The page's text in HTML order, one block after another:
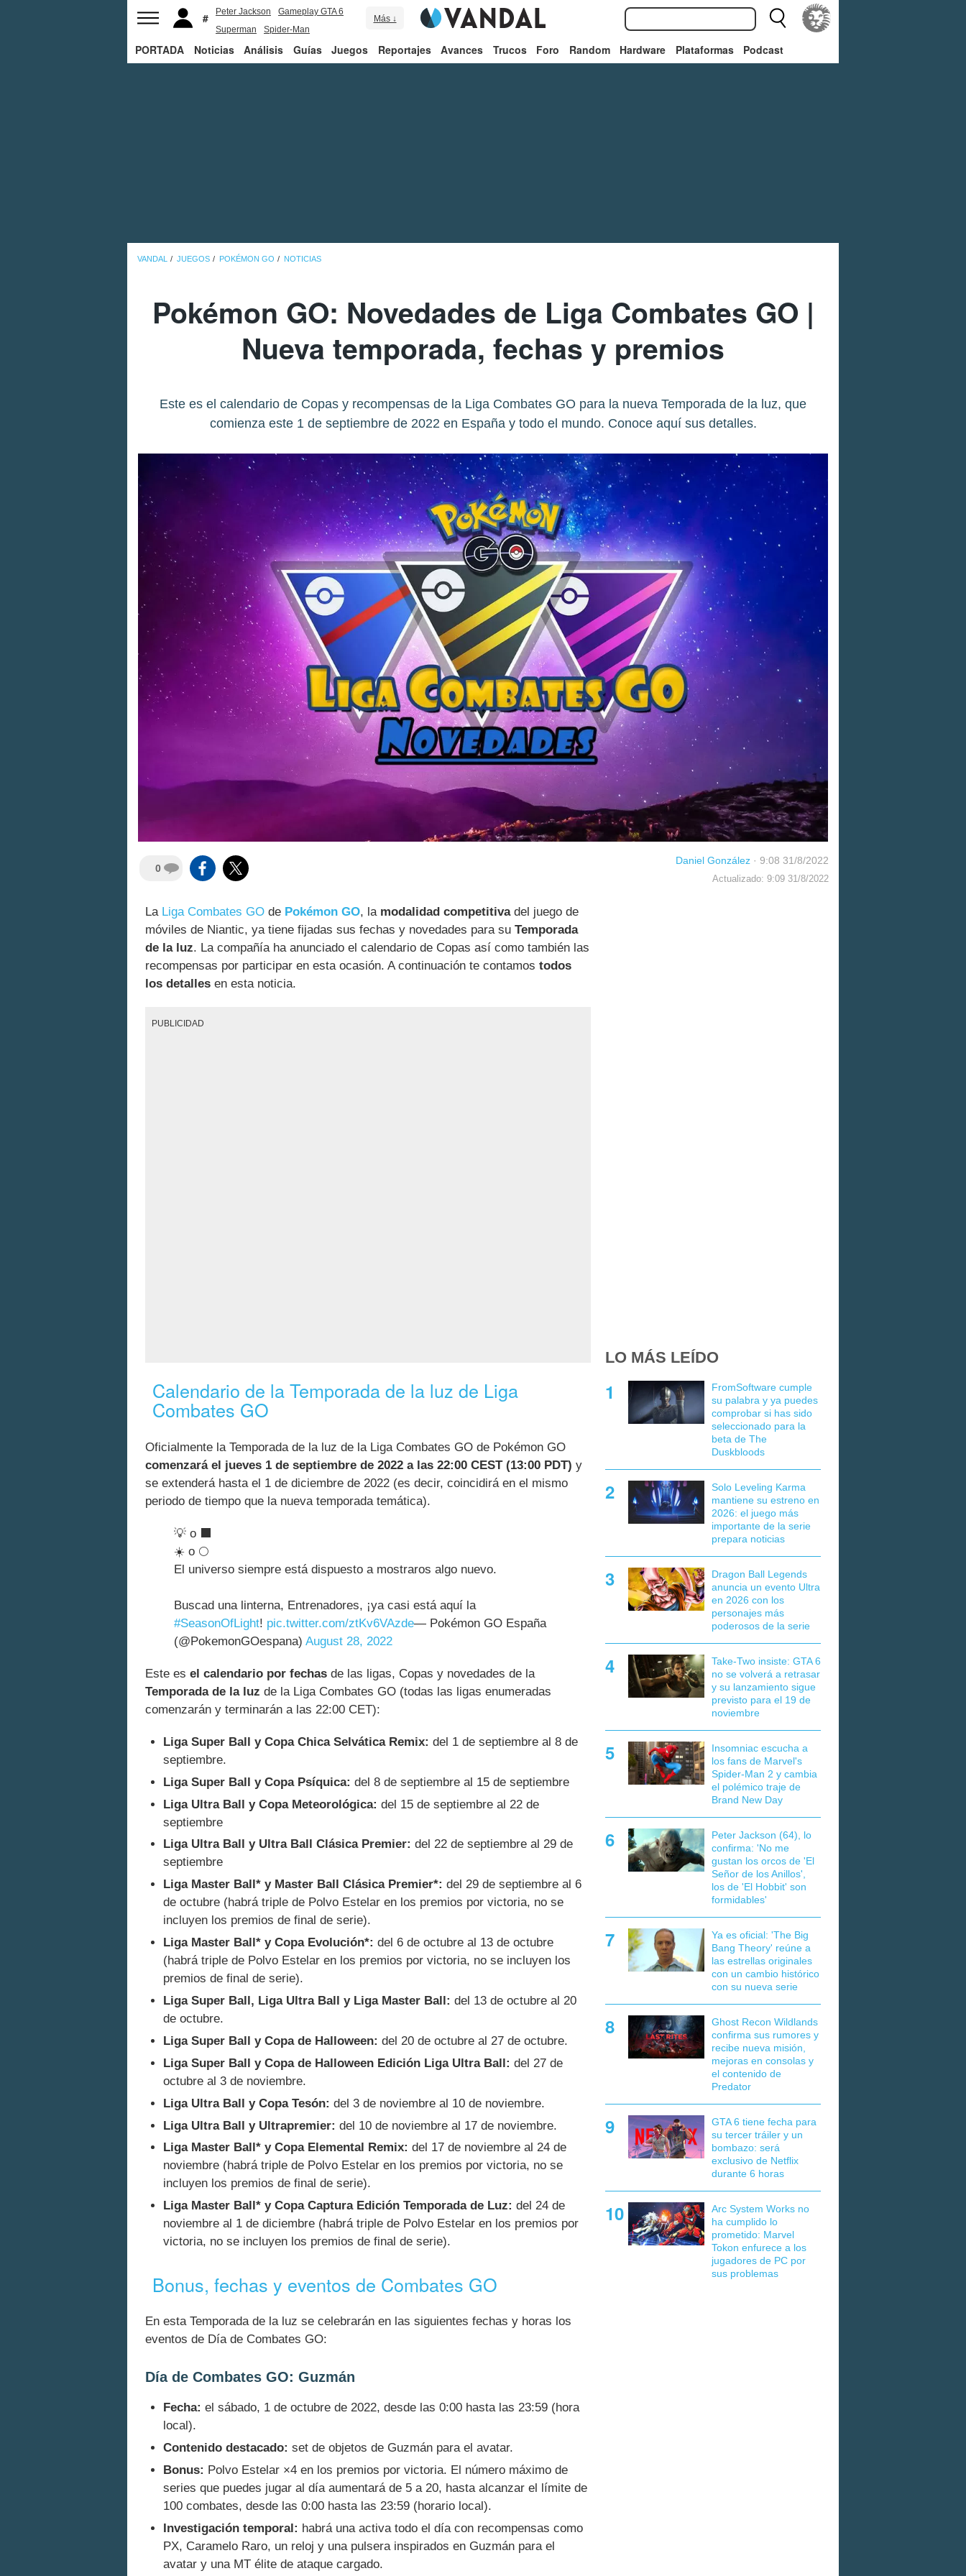
Peter Jackson
Gameplay GTA 6
Superman
Spider-Man
Más ↓
PORTADA Noticias Análisis Guías Juegos Reportajes Avances Trucos Foro Random Hardware Plataformas Podcast
VANDAL JUEGOS POKÉMON GO NOTICIAS
Pokémon GO: Novedades de Liga Combates GO |
Nueva temporada, fechas y premios
Este es el calendario de Copas y recompensas de la Liga Combates GO para la nueva Temporada de la luz, que
comienza este 1 de septiembre de 2022 en España y todo el mundo. Conoce aquí sus detalles.
0
Daniel González · 9:08 31/8/2022
Actualizado: 9:09 31/8/2022
La Liga Combates GO de Pokémon GO, la modalidad competitivadel juego de
móviles de Niantic, ya tiene fijadas sus fechas y novedades para su Temporada
de la luz. La compañía ha anunciado el calendario de Copas así como también las
recompensas por participar en esta ocasión. A continuación te contamos todos
los detalles en esta noticia.
PUBLICIDAD
Calendario de la Temporada de la luz de Liga
Combates GO
Oficialmente la Temporada de la luz de la Liga Combates GO de Pokémon GO
comenzará el jueves 1 de septiembre de 2022 a las 22:00 CEST (13:00 PDT) y
se extenderá hasta el 1 de diciembre de 2022 (es decir, coincidirá en el mismo
periodo de tiempo que la nueva temporada temática).
💡 o ⬛
☀️ o 🌕
El universo siempre está dispuesto a mostraros algo nuevo.
Buscad una linterna, Entrenadores, ¡ya casi está aquí la
#SeasonOfLight! pic.twitter.com/ztKv6VAzde— Pokémon GO España
(@PokemonGOespana) August 28, 2022
Este es el calendario por fechas de las ligas, Copas y novedades de la
Temporada de la luz de la Liga Combates GO (todas las ligas enumeradas
comenzarán y terminarán a las 22:00 CET):
Liga Super Ball y Copa Chica Selvática Remix: del 1 de septiembre al 8 de
septiembre.
Liga Super Ball y Copa Psíquica: del 8 de septiembre al 15 de septiembre
Liga Ultra Ball y Copa Meteorológica: del 15 de septiembre al 22 de
septiembre
Liga Ultra Ball y Ultra Ball Clásica Premier: del 22 de septiembre al 29 de
septiembre
Liga Master Ball* y Master Ball Clásica Premier*: del 29 de septiembre al 6
de octubre (habrá triple de Polvo Estelar en los premios por victoria, no se
incluyen los premios de final de serie).
Liga Master Ball* y Copa Evolución*: del 6 de octubre al 13 de octubre
(habrá triple de Polvo Estelar en los premios por victoria, no se incluyen los
premios de final de serie).
Liga Super Ball, Liga Ultra Ball y Liga Master Ball: del 13 de octubre al 20
de octubre.
Liga Super Ball y Copa de Halloween: del 20 de octubre al 27 de octubre.
Liga Super Ball y Copa de Halloween Edición Liga Ultra Ball: del 27 de
octubre al 3 de noviembre.
Liga Ultra Ball y Copa Tesón: del 3 de noviembre al 10 de noviembre.
Liga Ultra Ball y Ultrapremier: del 10 de noviembre al 17 de noviembre.
Liga Master Ball* y Copa Elemental Remix: del 17 de noviembre al 24 de
noviembre (habrá triple de Polvo Estelar en los premios por victoria, no se
incluyen los premios de final de serie).
Liga Master Ball* y Copa Captura Edición Temporada de Luz: del 24 de
noviembre al 1 de diciembre (habrá triple de Polvo Estelar en los premios por
victoria, no se incluyen los premios de final de serie).
Bonus, fechas y eventos de Combates GO
En esta Temporada de la luz se celebrarán en las siguientes fechas y horas los
eventos de Día de Combates GO:
Día de Combates GO: Guzmán
Fecha: el sábado, 1 de octubre de 2022, desde las 0:00 hasta las 23:59 (hora
local).
Contenido destacado: set de objetos de Guzmán para el avatar.
Bonus: Polvo Estelar ×4 en los premios por victoria. El número máximo de
series que puedes jugar al día aumentará de 5 a 20, hasta alcanzar el límite de
100 combates, desde las 0:00 hasta las 23:59 (horario local).
Investigación temporal: habrá una activa todo el día con recompensas como
PX, Caramelo Raro, un reloj y una pulsera inspirados en Guzmán para el
avatar y una MT élite de ataque cargado.
LO MÁS LEÍDO
FromSoftware cumple
su palabra y ya puedes
comprobar si has sido
seleccionado para la
beta de The
Duskbloods
Solo Leveling Karma
mantiene su estreno en
2026: el juego más
importante de la serie
prepara noticias
Dragon Ball Legends
anuncia un evento Ultra
en 2026 con los
personajes más
poderosos de la serie
Take-Two insiste: GTA 6
no se volverá a retrasar
y su lanzamiento sigue
previsto para el 19 de
noviembre
Insomniac escucha a
los fans de Marvel's
Spider-Man 2 y cambia
el polémico traje de
Brand New Day
Peter Jackson (64), lo
confirma: 'No me
gustan los orcos de 'El
Señor de los Anillos',
los de 'El Hobbit' son
formidables'
Ya es oficial: 'The Big
Bang Theory' reúne a
las estrellas originales
con un cambio histórico
con su nueva serie
Ghost Recon Wildlands
confirma sus rumores y
recibe nueva misión,
mejoras en consolas y
el contenido de
Predator
GTA 6 tiene fecha para
su tercer tráiler y un
bombazo: será
exclusivo de Netflix
durante 6 horas
Arc System Works no
ha cumplido lo
prometido: Marvel
Tokon enfurece a los
jugadores de PC por
sus problemas